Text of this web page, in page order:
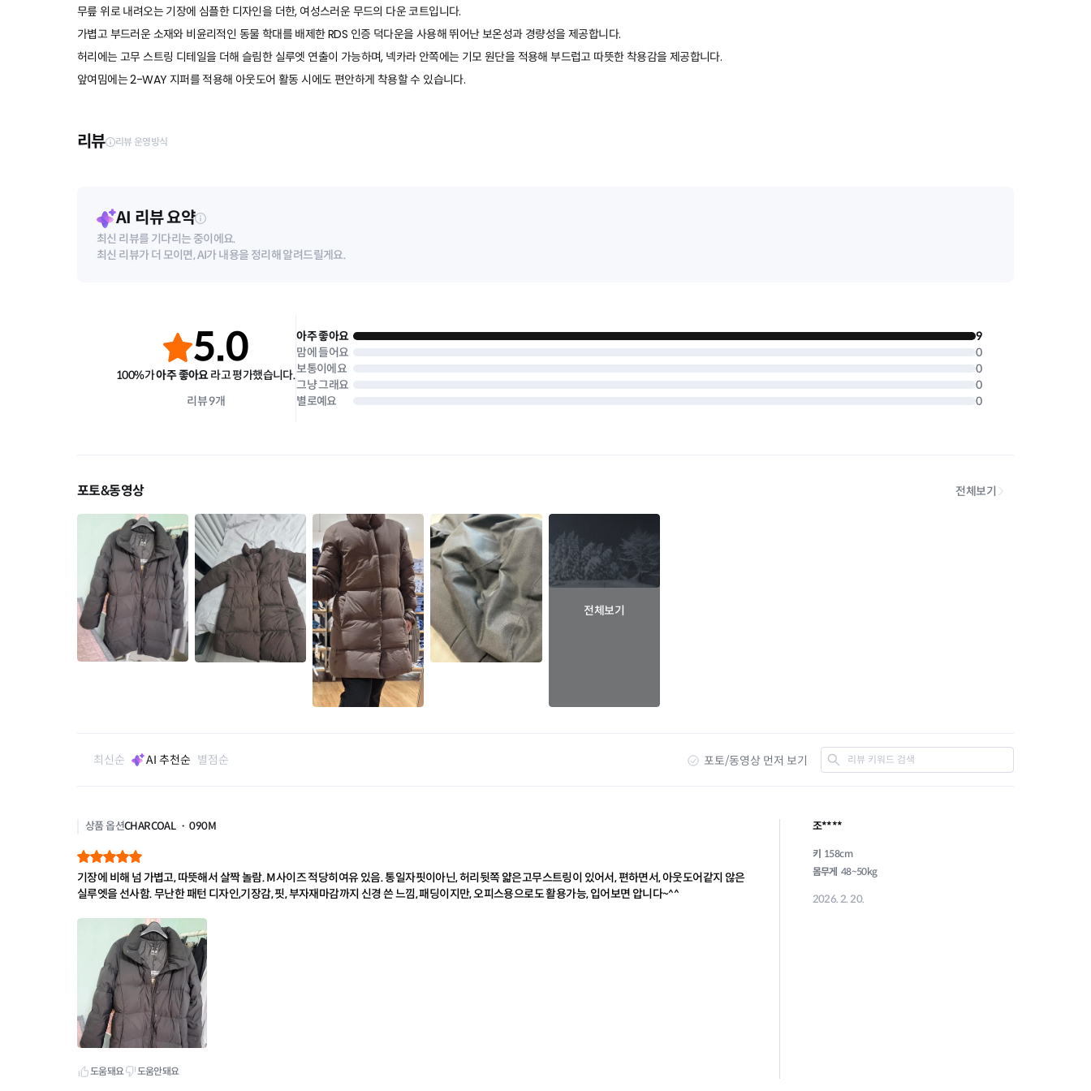
무릎 위로 내려오는 기장에 심플한 디자인을 더한, 여성스러운 무드의 다운 코트입니다.
가볍고 부드러운 소재와 비윤리적인 동물 학대를 배제한 RDS 인증 덕다운을 사용해 뛰어난 보온성과 경량성을 제공합니다.
허리에는 고무 스트링 디테일을 더해 슬림한 실루엣 연출이 가능하며, 넥카라 안쪽에는 기모 원단을 적용해 부드럽고 따뜻한 착용감을 제공합니다.
앞여밈에는 2-WAY 지퍼를 적용해 아웃도어 활동 시에도 편안하게 착용할 수 있습니다.